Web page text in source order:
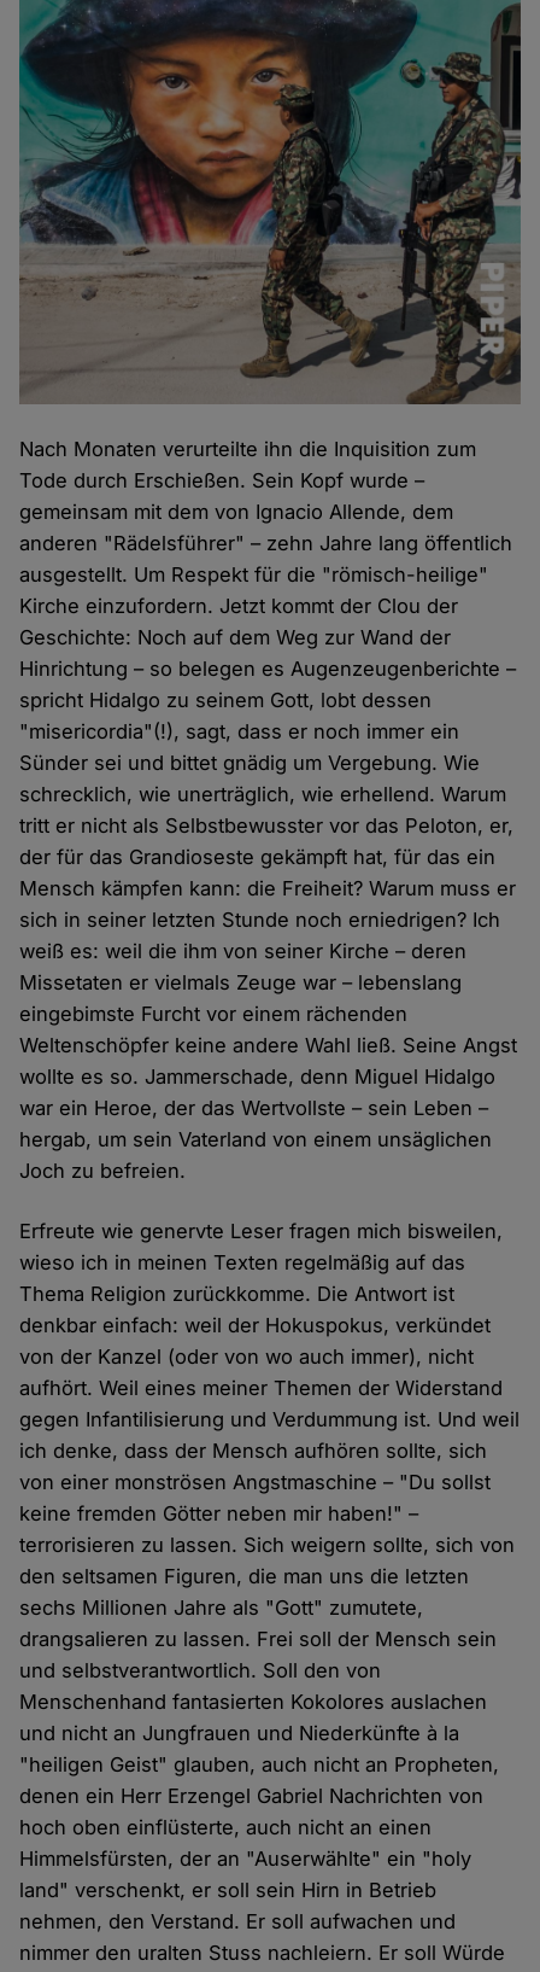
Nach Monaten verurteilte ihn die Inquisition zum
Tode durch Erschießen. Sein Kopf wurde –
gemeinsam mit dem von Ignacio Allende, dem
anderen "Rädelsführer" – zehn Jahre lang öffentlich
ausgestellt. Um Respekt für die "römisch-heilige"
Kirche einzufordern. Jetzt kommt der Clou der
Geschichte: Noch auf dem Weg zur Wand der
Hinrichtung – so belegen es Augenzeugenberichte –
spricht Hidalgo zu seinem Gott, lobt dessen
"misericordia"(!), sagt, dass er noch immer ein
Sünder sei und bittet gnädig um Vergebung. Wie
schrecklich, wie unerträglich, wie erhellend. Warum
tritt er nicht als Selbstbewusster vor das Peloton, er,
der für das Grandioseste gekämpft hat, für das ein
Mensch kämpfen kann: die Freiheit? Warum muss er
sich in seiner letzten Stunde noch erniedrigen? Ich
weiß es: weil die ihm von seiner Kirche – deren
Missetaten er vielmals Zeuge war – lebenslang
eingebimste Furcht vor einem rächenden
Weltenschöpfer keine andere Wahl ließ. Seine Angst
wollte es so. Jammerschade, denn Miguel Hidalgo
war ein Heroe, der das Wertvollste – sein Leben –
hergab, um sein Vaterland von einem unsäglichen
Joch zu befreien.
Erfreute wie genervte Leser fragen mich bisweilen,
wieso ich in meinen Texten regelmäßig auf das
Thema Religion zurückkomme. Die Antwort ist
denkbar einfach: weil der Hokuspokus, verkündet
von der Kanzel (oder von wo auch immer), nicht
aufhört. Weil eines meiner Themen der Widerstand
gegen Infantilisierung und Verdummung ist. Und weil
ich denke, dass der Mensch aufhören sollte, sich
von einer monströsen Angstmaschine – "Du sollst
keine fremden Götter neben mir haben!" –
terrorisieren zu lassen. Sich weigern sollte, sich von
den seltsamen Figuren, die man uns die letzten
sechs Millionen Jahre als "Gott" zumutete,
drangsalieren zu lassen. Frei soll der Mensch sein
und selbstverantwortlich. Soll den von
Menschenhand fantasierten Kokolores auslachen
und nicht an Jungfrauen und Niederkünfte à la
"heiligen Geist" glauben, auch nicht an Propheten,
denen ein Herr Erzengel Gabriel Nachrichten von
hoch oben einflüsterte, auch nicht an einen
Himmelsfürsten, der an "Auserwählte" ein "holy
land" verschenkt, er soll sein Hirn in Betrieb
nehmen, den Verstand. Er soll aufwachen und
nimmer den uralten Stuss nachleiern. Er soll Würde